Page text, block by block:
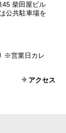
45 柴田屋ビル
公共駐車場を
※営業日カレ
アクセス